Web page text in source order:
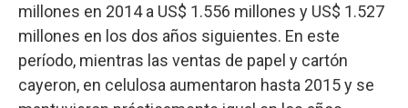
millones en 2014 a US$ 1.556 millones y US$ 1.527
millones en los dos años siguientes. En este
período, mientras las ventas de papel y cartón
cayeron, en celulosa aumentaron hasta 2015 y se